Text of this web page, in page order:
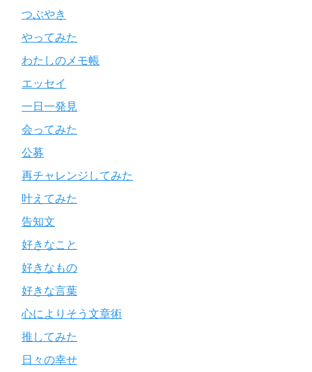
つぶやき
やってみた
わたしのメモ帳
エッセイ
一日一発見
会ってみた
公募
再チャレンジしてみた
叶えてみた
告知文
好きなこと
好きなもの
好きな言葉
心によりそう文章術
推してみた
日々の幸せ